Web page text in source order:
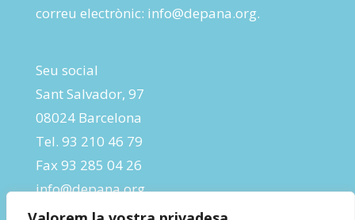
correu electrònic: info@depana.org.
Seu social
Sant Salvador, 97
08024 Barcelona
Tel. 93 210 46 79
Fax 93 285 04 26
info@depana.org